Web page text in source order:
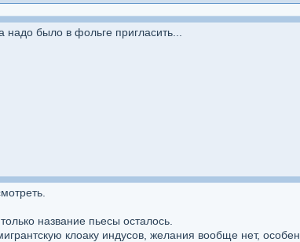
было в фольге пригласить...
название пьесы осталось.
клоаку индусов, желания вообще нет,